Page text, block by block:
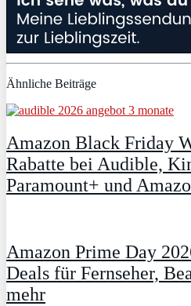
Ähnliche Beiträge
Amazon Black Friday
Rabatte bei Audible,
Paramount+ und
Amazon Prime Day
Deals für Fernseher,
mehr